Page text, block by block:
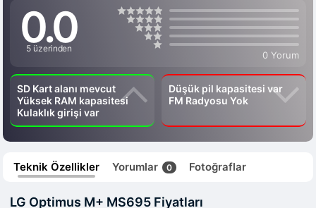
0.0
5 üzerinden
0 Yorum
SD Kart alanı mevcut
Yüksek RAM kapasitesi
Kulaklık girişi var
Düşük pil kapasitesi var
FM Radyosu Yok
Teknik Özellikler Yorumlar 0 Fotoğraflar
LG Optimus M+ MS695 Fiyatları